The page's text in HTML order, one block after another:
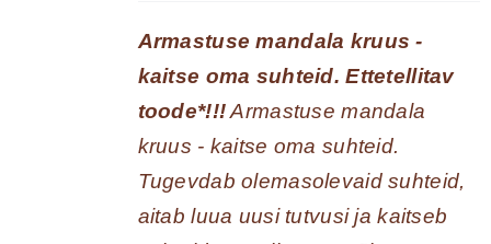
Armastuse mandala kruus -
kaitse oma suhteid. Ettetellitav
toode*!!!Armastuse mandala
kruus - kaitse oma suhteid.
Tugevdab olemasolevaid suhteid,
aitab luua uusi tutvusi ja kaitseb